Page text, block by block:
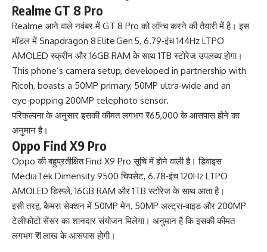
Realme GT 8 Pro
Realme आने वाले नवंबर में GT 8 Pro को लॉन्च करने की तैयारी में है। इस
मॉडल में Snapdragon 8 Elite Gen 5, 6.79‑इंच 144Hz LTPO
AMOLED स्क्रीन और 16GB RAM के साथ 1TB स्टोरेज उपलब्ध होगा।
This phone’s camera setup, developed in partnership with
Ricoh, boasts a 50MP primary, 50MP ultra‑wide and an
eye‑popping 200MP telephoto sensor.
परिकल्पना के अनुसार इसकी कीमत लगभग ₹65,000 के आसपास होने का
अनुमान है।
Oppo Find X9 Pro
Oppo की बहुप्रतीक्षित Find X9 Pro सूचि में होने वाली है। डिवाइस
MediaTek Dimensity 9500 चिपसेट, 6.78‑इंच 120Hz LTPO
AMOLED डिस्प्ले, 16GB RAM और 1TB स्टोरेज के साथ आता है।
इसी तरह, कैमरा सेक्शन में 50MP मेन, 50MP अल्ट्रा‑वाइड और 200MP
टेलीफोटो सेंसर का शानदार संयोजन मिलेगा। अनुमान है कि इसकी कीमत
लगभग ₹1 लाख के आसपास होगी।